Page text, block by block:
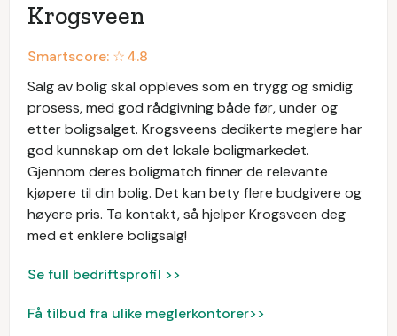
Krogsveen
Smartscore: ☆4.8
Salg av bolig skal oppleves som en trygg og smidig
prosess, med god rådgivning både før, under og
etter boligsalget. Krogsveens dedikerte meglere har
god kunnskap om det lokale boligmarkedet.
Gjennom deres boligmatch finner de relevante
kjøpere til din bolig. Det kan bety flere budgivere og
høyere pris. Ta kontakt, så hjelper Krogsveen deg
med et enklere boligsalg!
Se full bedriftsprofil >>
Få tilbud fra ulike meglerkontorer>>